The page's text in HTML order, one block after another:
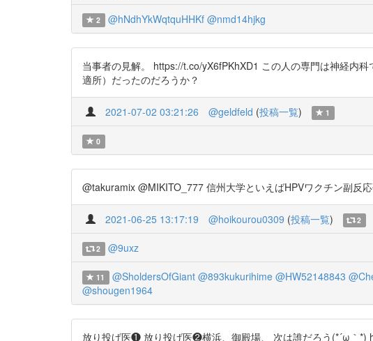
2 @hNdhYkWqtquHHKf @nmd14hjkg
当事者の見解。 https://t.co/yX6fPKhXD1 この人の専門は神経内
適所）だったのだろうか？
2021-07-02 03:21:26 @geldfeld (投稿一覧) 1
0
@takuramix @MIKITO_777 信州大学といえばHPVワクチン副反
2021-06-25 13:17:19 @hoikourou0309 (投稿一覧) 2
2 @9uxz
11 @SholdersOfGiant @893kukurihime @HW52148843
@shougen1964
放り投げ医❶ 放り投げ医❷横浜、御殿場、 次は誰だろう(*´ω｀*)